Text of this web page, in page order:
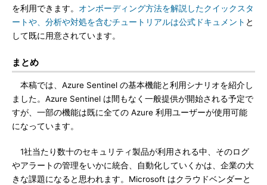
を利用できます。 オンボーディング方法を解説したクイックスタ
ートや、分析や対処を含むチュートリアルは公式ドキュメント と
して既に用意されています。
まとめ
本稿では、Azure Sentinel の基本機能と利用シナリオを紹介し
ました。Azure Sentinel は間もなく一般提供が開始される予定で
すが、一部の機能は既に全ての Azure 利用ユーザーが使用可能
になっています。
1社当たり数十のセキュリティ製品が利用される中、そのログ
やアラートの管理をいかに統合、自動化していくかは、企業の大
きな課題になると思われます。Microsoft はクラウドベンダーと